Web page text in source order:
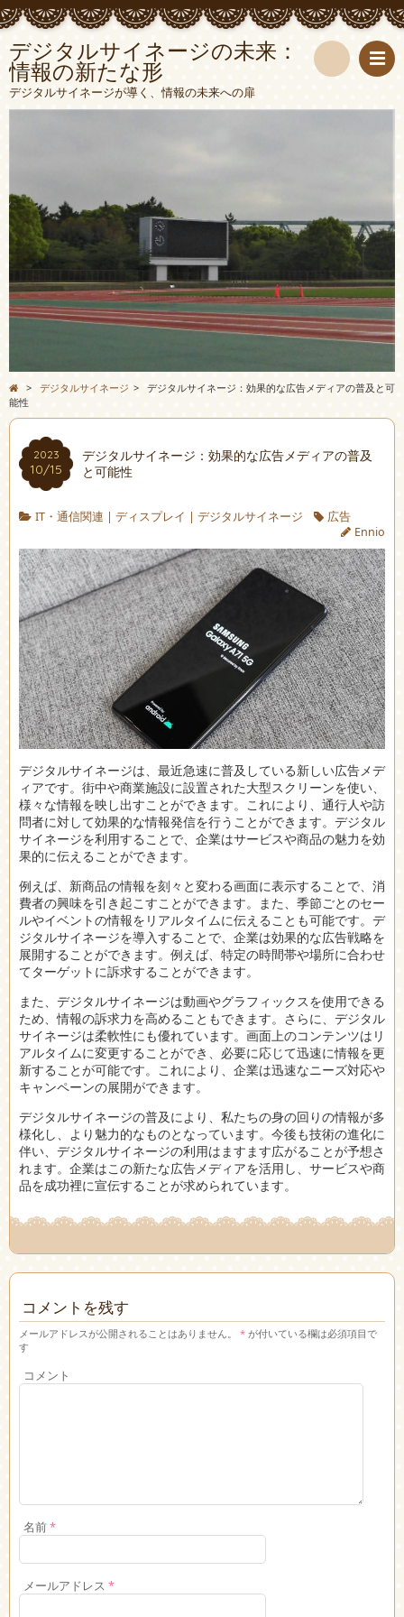
デジタルサイネージの未来：
情報の新たな形
デジタルサイネージが導く、情報の未来への扉
> デジタルサイネージ > デジタルサイネージ：効果的な広告メディアの普及と可
能性
2023
10/15
デジタルサイネージ：効果的な広告メディアの普及
と可能性
IT・通信関連 | ディスプレイ | デジタルサイネージ
広告
Ennio
デジタルサイネージは、最近急速に普及している新しい広告メデ
ィアです。 街中や商業施設に設置された大型スクリーンを使い、
様々な情報を映し出すことができます。これにより、通行人や訪
問者に対して効果的な情報発信を行うことができます。デジタル
サイネージを利用することで、企業はサービスや商品の魅力を効
果的に伝えることができます。
例えば、新商品の情報を刻々と変わる画面に表示することで、消
費者の興味を引き起こすことができます。また、季節ごとのセー
ルやイベントの情報をリアルタイムに伝えることも可能です。デ
ジタルサイネージを導入することで、企業は効果的な広告戦略を
展開することができます。例えば、特定の時間帯や場所に合わせ
てターゲットに訴求することができます。
また、デジタルサイネージは動画やグラフィックスを使用できる
ため、情報の訴求力を高めることもできます。さらに、デジタル
サイネージは柔軟性にも優れています。画面上のコンテンツはリ
アルタイムに変更することができ、必要に応じて迅速に情報を更
新することが可能です。これにより、企業は迅速なニーズ対応や
キャンペーンの展開ができます。
デジタルサイネージの普及により、私たちの身の回りの情報が多
様化し、より魅力的なものとなっています。今後も技術の進化に
伴い、デジタルサイネージの利用はますます広がることが予想さ
れます。企業はこの新たな広告メディアを活用し、サービスや商
品を成功裡に宣伝することが求められています。
コメントを残す
メールアドレスが公開されることはありません。 * が付いている欄は必須項目で
す
コメント
名前*
メールアドレス *